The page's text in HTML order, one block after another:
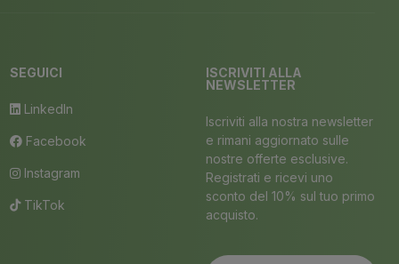
SEGUICI
LinkedIn
Facebook
Instagram
TikTok
ISCRIVITI ALLA
NEWSLETTER
Iscriviti alla nostra newsletter
e rimani aggiornato sulle
nostre offerte esclusive.
Registrati e ricevi uno
sconto del 10% sul tuo primo
acquisto.